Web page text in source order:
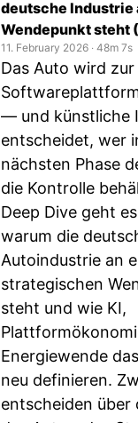
deutsche Industrie
Wendepunkt steht
11. February 2026 ‧ 48m 7s
Das Auto wird zur
— und künstliche
entscheidet, wer
nächsten Phase
die Kontrolle
Deep Dive geht
warum die
Autoindustrie an
strategischen
steht und wie KI,
Energiewende
neu definieren.
entscheiden über